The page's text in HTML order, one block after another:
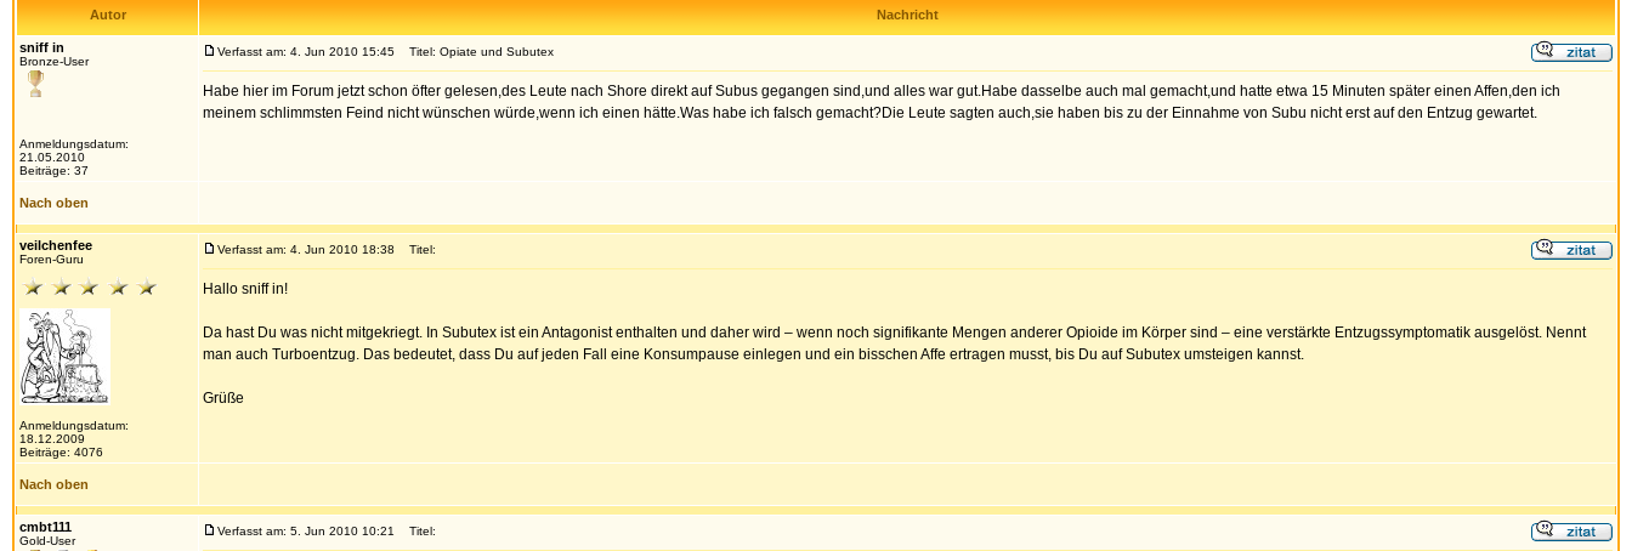
Autor Nachricht
sniff in
Bronze-User
Anmeldungsdatum:
21.05.2010
Beiträge: 37
Verfasst am: 4. Jun 2010 15:45 Titel: Opiate und Subutex
Habe hier im Forum jetzt schon öfter gelesen,des Leute nach Shore direkt auf Subus gegangen sind,und alles war gut.Habe dasselbe auch mal gemacht,und hatte etwa 15 Minuten später einen Affen,den ich
meinem schlimmsten Feind nicht wünschen würde,wenn ich einen hätte.Was habe ich falsch gemacht?Die Leute sagten auch,sie haben bis zu der Einnahme von Subu nicht erst auf den Entzug gewartet.
Nach oben
veilchenfee
Foren-Guru
Anmeldungsdatum:
18.12.2009
Beiträge: 4076
Verfasst am: 4. Jun 2010 18:38 Titel:
Hallo sniff in!
Da hast Du was nicht mitgekriegt. In Subutex ist ein Antagonist enthalten und daher wird – wenn noch signifikante Mengen anderer Opioide im Körper sind – eine verstärkte Entzugssymptomatik ausgelöst. Nennt
man auch Turboentzug. Das bedeutet, dass Du auf jeden Fall eine Konsumpause einlegen und ein bisschen Affe ertragen musst, bis Du auf Subutex umsteigen kannst.
Grüße
Nach oben
cmbt111
Gold-User
Verfasst am: 5. Jun 2010 10:21 Titel: